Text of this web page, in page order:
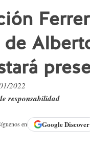
2022
responsabilidad
en GoogleDiscover